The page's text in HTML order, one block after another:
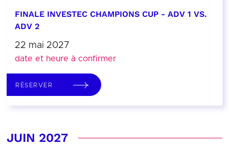
FINALE INVESTEC CHAMPIONS CUP - ADV 1 VS.
ADV 2
22 mai 2027
date et heure à confirmer
RÉSERVER
JUIN 2027